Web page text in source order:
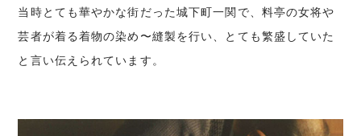
当時とても華やかな街だった城下町一関で、料亭の女将や
芸者が着る着物の染め〜縫製を行い、とても繁盛していた
と言い伝えられています。